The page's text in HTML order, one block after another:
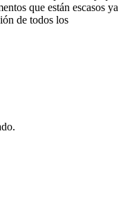
que están escasos ya
de todos los